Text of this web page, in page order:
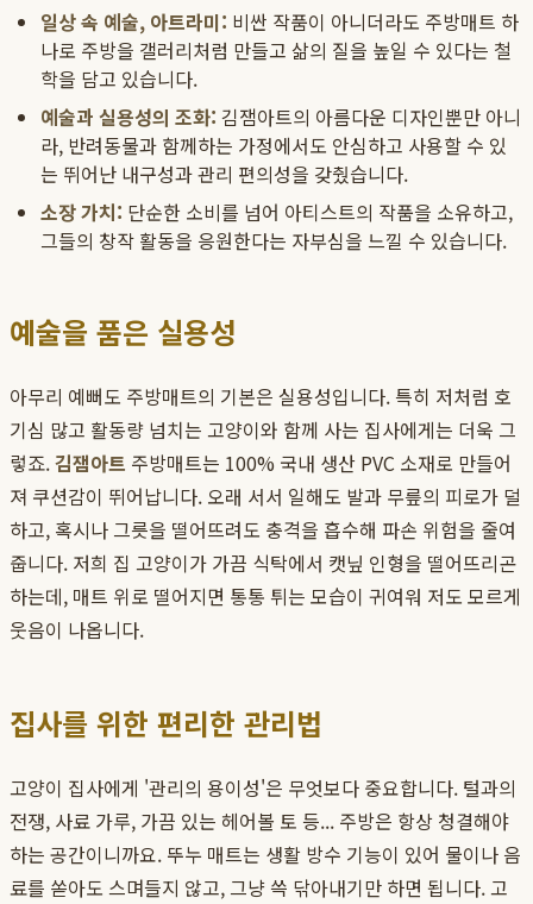
일상 속 예술, 아트라미: 비싼 작품이 아니더라도 주방매트 하
나로 주방을 갤러리처럼 만들고 삶의 질을 높일 수 있다는 철
학을 담고 있습니다.
예술과 실용성의 조화: 김잼아트의 아름다운 디자인뿐만 아니
라, 반려동물과 함께하는 가정에서도 안심하고 사용할 수 있
는 뛰어난 내구성과 관리 편의성을 갖췄습니다.
소장 가치: 단순한 소비를 넘어 아티스트의 작품을 소유하고,
그들의 창작 활동을 응원한다는 자부심을 느낄 수 있습니다.
예술을 품은 실용성
아무리 예뻐도 주방매트의 기본은 실용성입니다. 특히 저처럼 호
기심 많고 활동량 넘치는 고양이와 함께 사는 집사에게는 더욱 그
렇죠.김잼아트 주방매트는 100% 국내 생산 PVC 소재로 만들어
져 쿠션감이 뛰어납니다. 오래 서서 일해도 발과 무릎의 피로가 덜
하고, 혹시나 그릇을 떨어뜨려도 충격을 흡수해 파손 위험을 줄여
줍니다. 저희 집 고양이가 가끔 식탁에서 캣닢 인형을 떨어뜨리곤
하는데, 매트 위로 떨어지면 통통 튀는 모습이 귀여워 저도 모르게
웃음이 나옵니다.
집사를 위한 편리한 관리법
고양이 집사에게 '관리의 용이성'은 무엇보다 중요합니다. 털과의
전쟁, 사료 가루, 가끔 있는 헤어볼 토 등... 주방은 항상 청결해야
하는 공간이니까요. 뚜누 매트는 생활 방수 기능이 있어 물이나 음
료를 쏟아도 스며들지 않고, 그냥 쓱 닦아내기만 하면 됩니다. 고